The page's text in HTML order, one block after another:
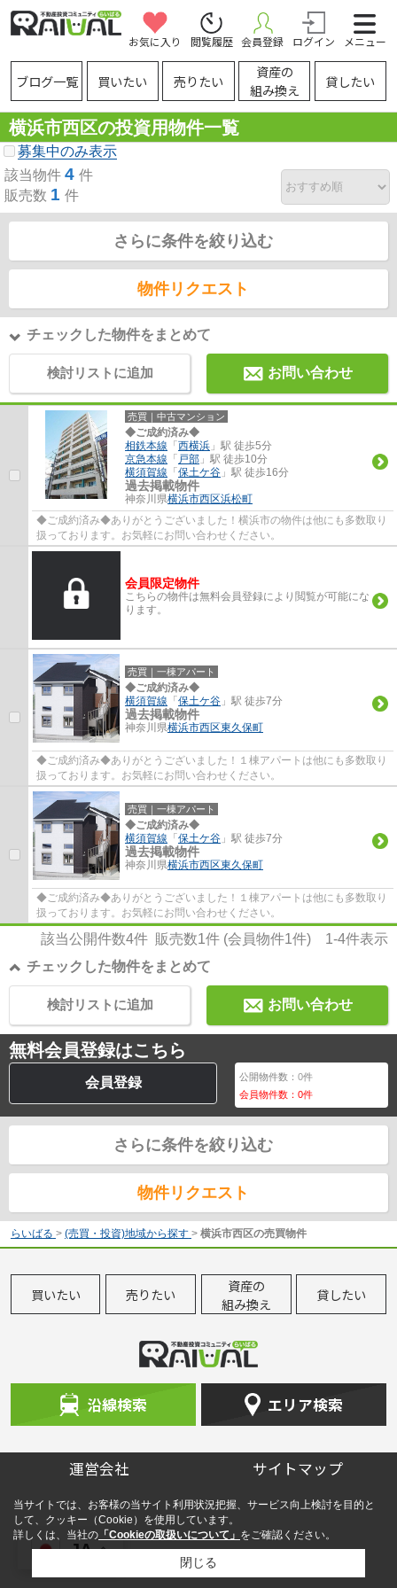
JA
お気に入り 閲覧履歴 会員登録 ログイン メニュー
ブログ一覧 買いたい 売りたい
資産の
組み換え
貸したい
横浜市西区の投資用物件一覧
募集中のみ表示
該当物件 4 件
販売数 1 件
さらに条件を絞り込む
物件リクエスト
チェックした物件をまとめて
検討リストに追加 お問い合わせ
売買｜中古マンション
◆ご成約済み◆
相鉄本線 「西横浜 」駅 徒歩5分
京急本線 「 戸部 」駅 徒歩10分
横須賀線 「保土ケ谷 」駅 徒歩16分
過去掲載物件
神奈川県横浜市西区浜松町
◆ご成約済み◆ありがとうございました！横浜市の物件は他にも多数取り
扱っております。お気軽にお問い合わせください。
会員限定物件
こちらの物件は無料会員登録により閲覧が可能にな
ります。
売買｜一棟アパート
◆ご成約済み◆
横須賀線 「保土ケ谷 」駅 徒歩7分
過去掲載物件
神奈川県横浜市西区東久保町
◆ご成約済み◆ありがとうございました！１棟アパートは他にも多数取り
扱っております。お気軽にお問い合わせください。
売買｜一棟アパート
◆ご成約済み◆
横須賀線 「保土ケ谷 」駅 徒歩7分
過去掲載物件
神奈川県横浜市西区東久保町
◆ご成約済み◆ありがとうございました！１棟アパートは他にも多数取り
扱っております。お気軽にお問い合わせください。
該当公開件数4件 販売数1件 (会員物件1件) 1-4件表示
チェックした物件をまとめて
お問い合わせ
検討リストに追加
無料会員登録はこちら
会員登録 公開物件数：0件
会員物件数：0件
さらに条件を絞り込む
物件リクエスト
らいばる > (売買・投資)地域から探す > 横浜市西区の売買物件
買いたい 売りたい
資産の
組み換え
貸したい
沿線検索 エリア検索
運営会社 サイトマップ
当サイトでは、お客様の当サイト利用状況把握、サービス向上検討を目的と
して、クッキー（Cookie）を使用しています。
詳しくは、当社の 「Cookieの取扱いについて」 をご確認ください。
閉じる